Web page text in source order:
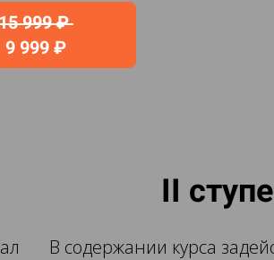
15 999 ₽
9 999 ₽
II
В содержании курса